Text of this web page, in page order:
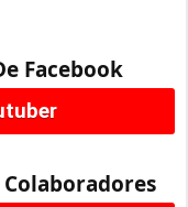
Facebook